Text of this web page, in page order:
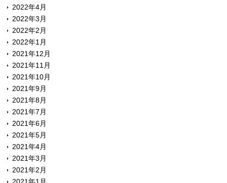
2022年4月
2022年3月
2022年2月
2022年1月
2021年12月
2021年11月
2021年10月
2021年9月
2021年8月
2021年7月
2021年6月
2021年5月
2021年4月
2021年3月
2021年2月